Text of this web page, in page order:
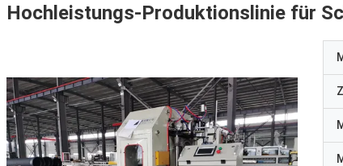
Hochleistungs-Produktionslinie für